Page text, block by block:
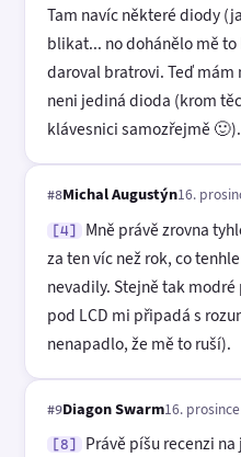
Tam navíc některé diody
blikat... no dohánělo mě to
daroval bratrovi. Teď
neni jediná dioda (krom
klávesnici samozřejmě 🙂).
#8Michal Augustýn16.
[4]
Mně právě zrovna
za ten víc než rok, co
nevadily. Stejně tak
pod LCD mi připadá s
nenapadlo, že mě to ruší).
#9Diagon Swarm16.
[8]
Právě píšu recenzi